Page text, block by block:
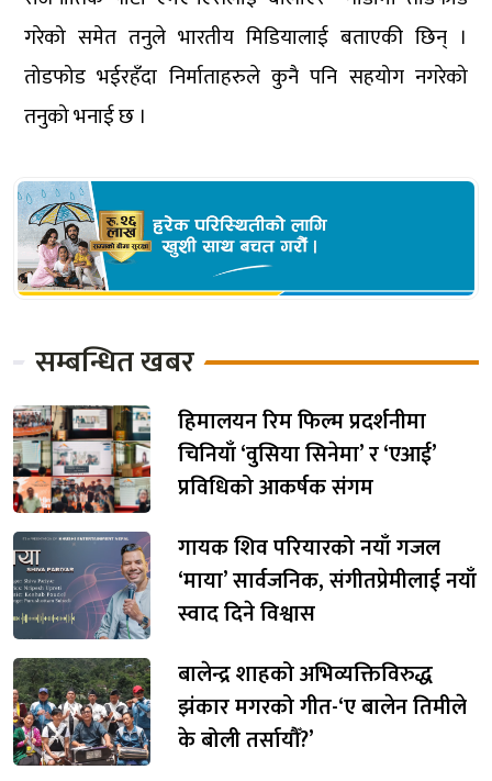
गरेको समेत तनुले भारतीय मिडियालाई बताएकी छिन् ।
तोडफोड भईरहँदा निर्माताहरुले कुनै पनि सहयोग नगरेको
तनुको भनाई छ ।
सम्बन्धित खबर
हिमालयन रिम फिल्म प्रदर्शनीमा
चिनियाँ ‘वुसिया सिनेमा’ र ‘एआई’
प्रविधिको आकर्षक संगम
गायक शिव परियारको नयाँ गजल
‘माया’ सार्वजनिक, संगीतप्रेमीलाई नयाँ
स्वाद दिने विश्वास
बालेन्द्र शाहको अभिव्यक्तिविरुद्ध
झंकार मगरको गीत-‘ए बालेन तिमीले
के बोली तर्सायौँ?’